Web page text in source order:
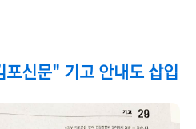
신문" 기고 안내도 삽입